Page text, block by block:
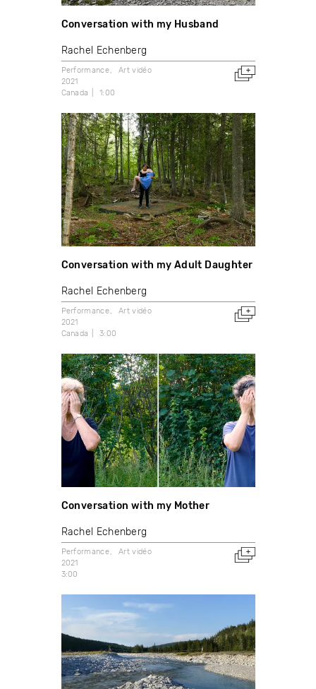
Conversation with my Husband
Rachel Echenberg
Performance
Art vidéo
2021
Canada
1:00
Conversation with my Adult Daughter
Rachel Echenberg
Performance
Art vidéo
2021
Canada
3:00
Conversation with my Mother
Rachel Echenberg
Performance
Art vidéo
2021
3:00